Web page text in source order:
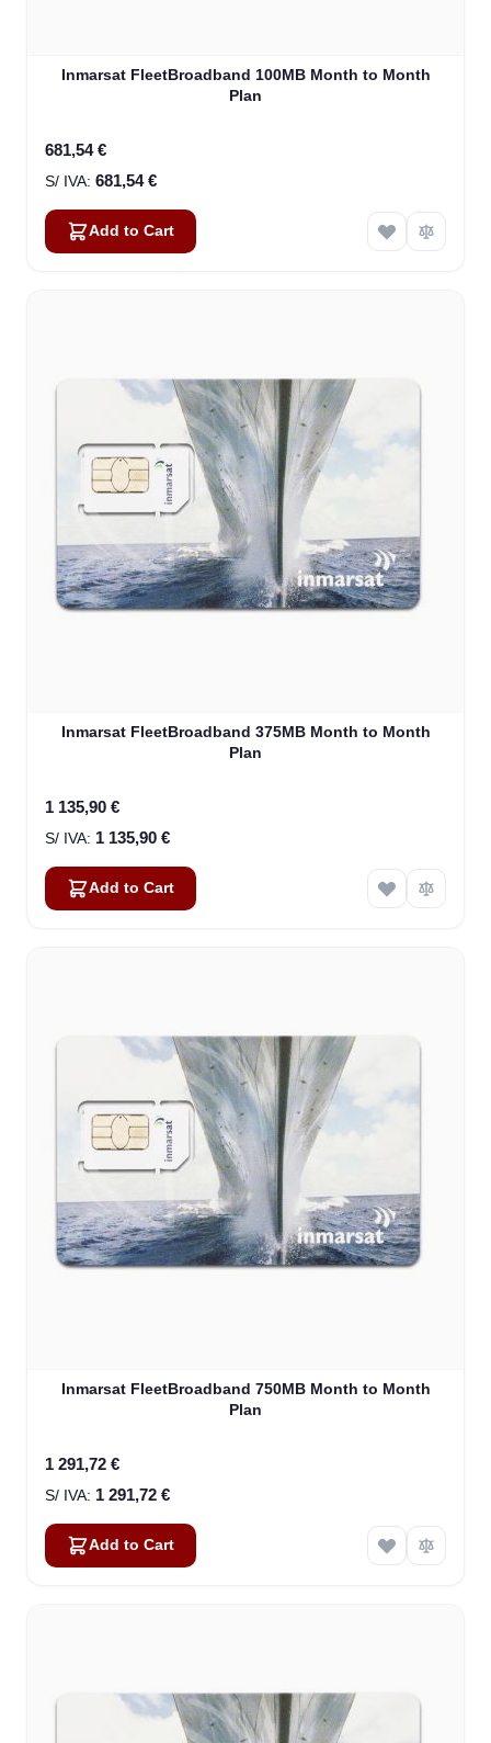
Inmarsat FleetBroadband 100MB Month to Month
Plan
681,54 €
681,54 €
Add to Cart
Inmarsat FleetBroadband 375MB Month to Month
Plan
1 135,90 €
1 135,90 €
Add to Cart
Inmarsat FleetBroadband 750MB Month to Month
Plan
1 291,72 €
1 291,72 €
Add to Cart